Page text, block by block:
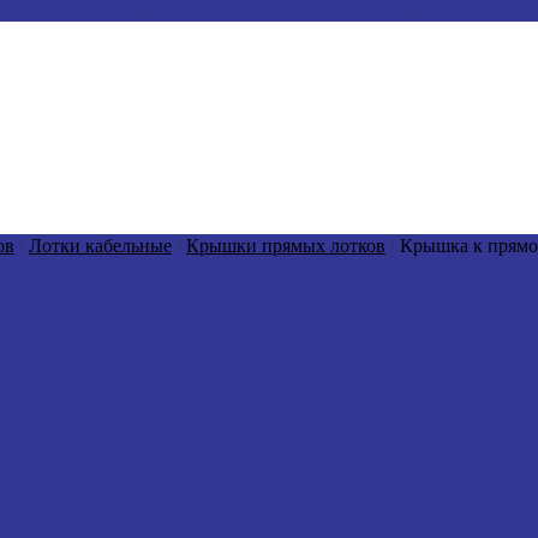
/Лотки кабельные /Крышки прямых лотков /Крышка к